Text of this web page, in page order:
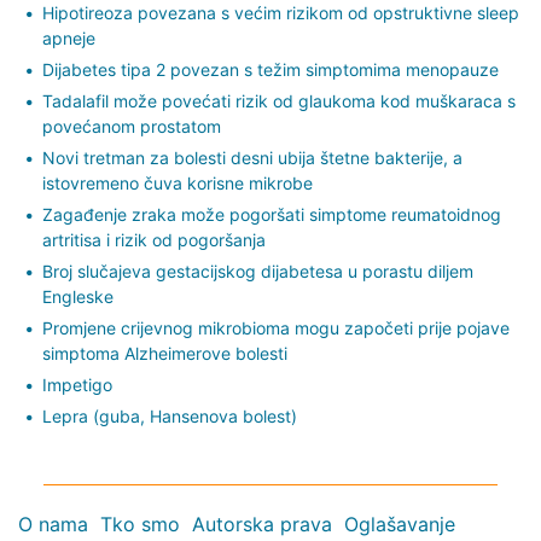
Hipotireoza povezana s većim rizikom od opstruktivne sleep
apneje
Dijabetes tipa 2 povezan s težim simptomima menopauze
Tadalafil može povećati rizik od glaukoma kod muškaraca s
povećanom prostatom
Novi tretman za bolesti desni ubija štetne bakterije, a
istovremeno čuva korisne mikrobe
Zagađenje zraka može pogoršati simptome reumatoidnog
artritisa i rizik od pogoršanja
Broj slučajeva gestacijskog dijabetesa u porastu diljem
Engleske
Promjene crijevnog mikrobioma mogu započeti prije pojave
simptoma Alzheimerove bolesti
Impetigo
Lepra (guba, Hansenova bolest)
O nama Tko smo Autorska prava Oglašavanje